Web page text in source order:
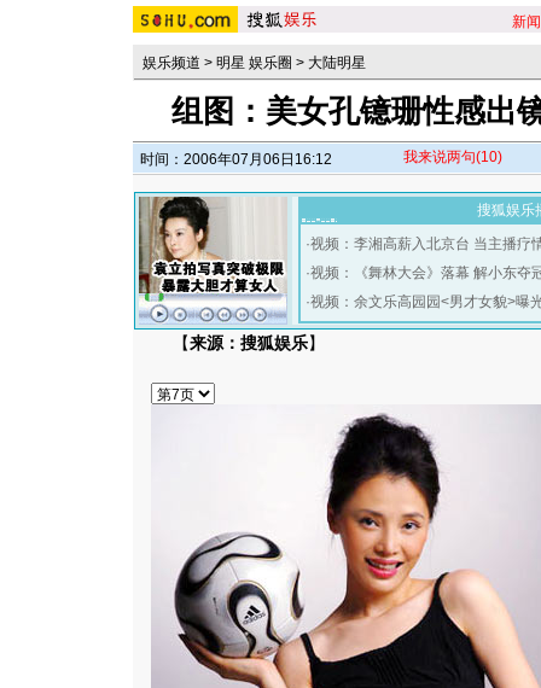
新闻
娱乐频道 > 明星 娱乐圈 > 大陆明星
组图：美女孔镱珊性感出
时间：2006年07月06日16:12 我来说两句(10)
搜狐娱乐
·视频：李湘高薪入北京台 当主播疗
·视频：《舞林大会》落幕 解小东夺
·视频：余文乐高园园<男才女貌>曝
【来源：搜狐娱乐】